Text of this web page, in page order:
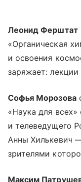
Леонид Ферштат
«Органическая
и освоения
заряжает:
Софья Морозова
«Наука для всех»
и телеведущего
Анны Хилькевич
зрителями
Максим